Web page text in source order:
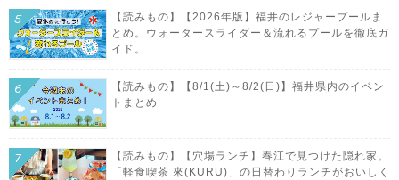
【読みもの】【2026年版】福井のレジャープールま
とめ。ウォータースライダー＆流れるプールを徹底ガ
イド。
【読みもの】【8/1(土)～8/2(日)】福井県内のイベン
トまとめ
【読みもの】【穴場ランチ】春江で見つけた隠れ家。
「軽食喫茶 來(KURU)」の日替わりランチがおいしく